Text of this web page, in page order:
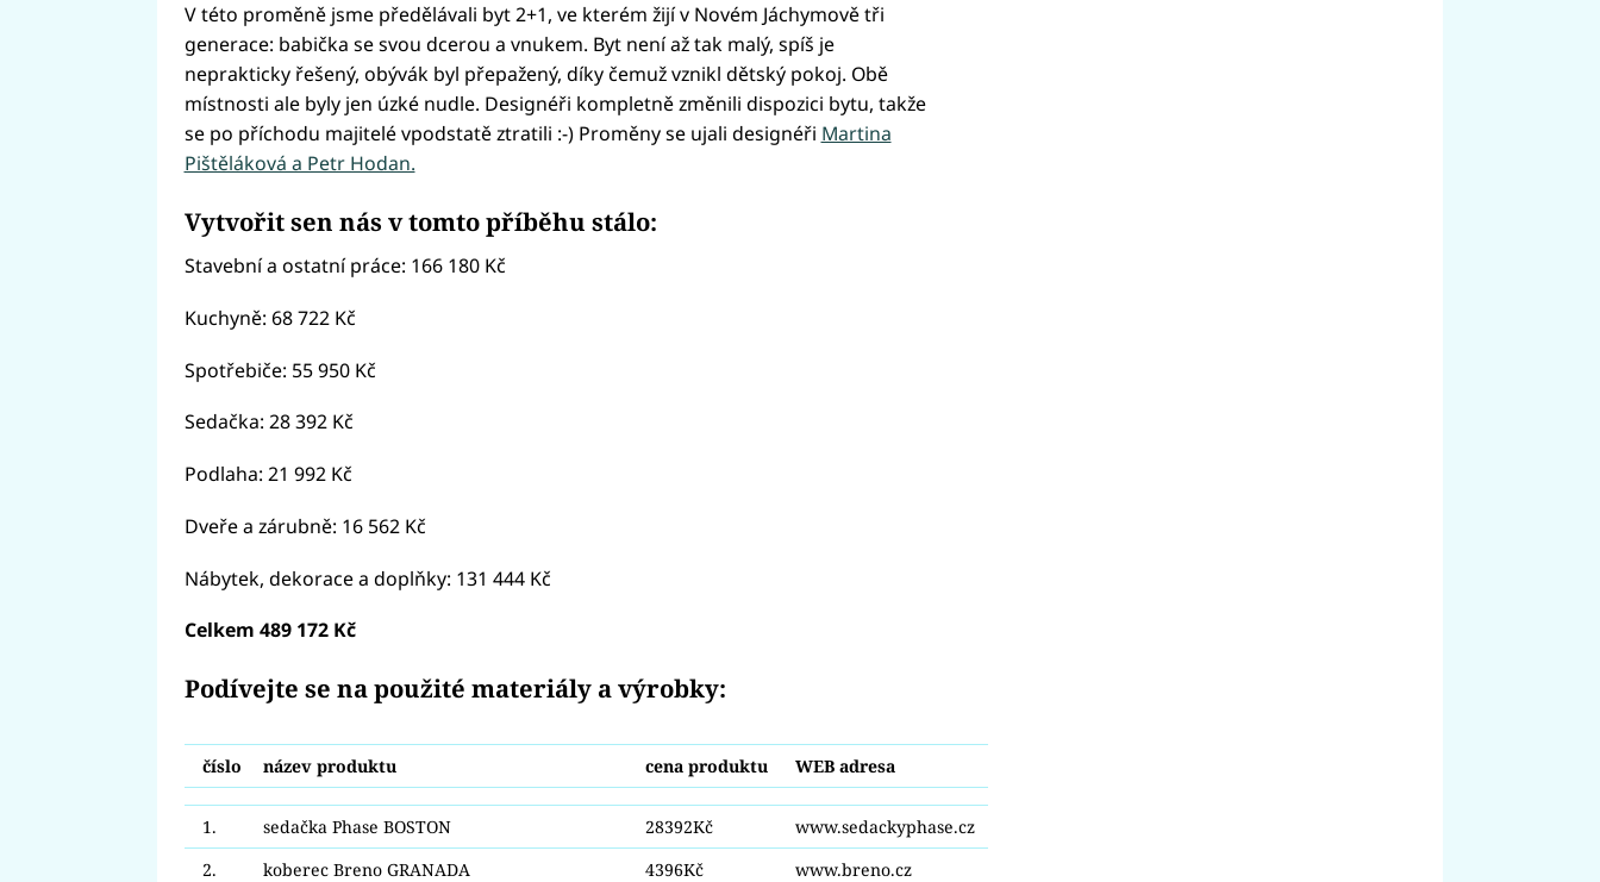
V této proměně jsme předělávali byt 2+1, ve kterém žijí v Novém Jáchymově tři
generace: babička se svou dcerou a vnukem. Byt není až tak malý, spíš je
neprakticky řešený, obývák byl přepažený, díky čemuž vznikl dětský pokoj. Obě
místnosti ale byly jen úzké nudle. Designéři kompletně změnili dispozici bytu, takže
se po příchodu majitelé vpodstatě ztratili :-) Proměny se ujali designéři Martina
Pištěláková a Petr Hodan.
Vytvořit sen nás v tomto příběhu stálo:
Stavební a ostatní práce: 166 180 Kč
Kuchyně: 68 722 Kč
Spotřebiče: 55 950 Kč
Sedačka: 28 392 Kč
Podlaha: 21 992 Kč
Dveře a zárubně: 16 562 Kč
Nábytek, dekorace a doplňky: 131 444 Kč
Celkem 489 172 Kč
Podívejte se na použité materiály a výrobky:
číslo název produktu cena produktu WEB adresa
1. sedačka Phase BOSTON 28392Kč
www.sedackyphase.cz
2.
koberec Breno GRANADA 4396Kč
www.breno.cz